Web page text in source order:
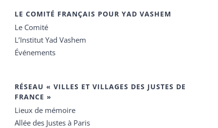
LE COMITÉ FRANÇAIS POUR YAD VASHEM
Le Comité
L’Institut Yad Vashem
Événements
RÉSEAU « VILLES ET VILLAGES DES JUSTES DE
FRANCE »
Lieux de mémoire
Allée des Justes à Paris